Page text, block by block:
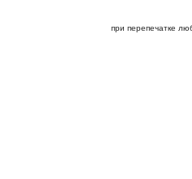
при перепечатке